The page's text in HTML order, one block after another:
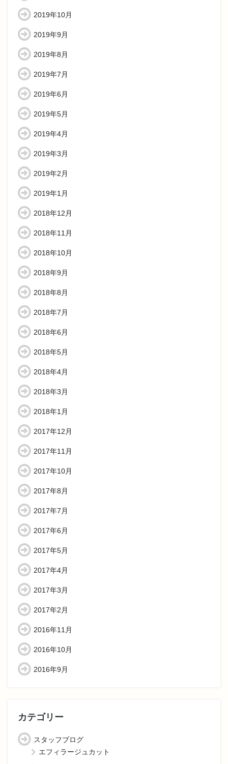
2019年10月
2019年9月
2019年8月
2019年7月
2019年6月
2019年5月
2019年4月
2019年3月
2019年2月
2019年1月
2018年12月
2018年11月
2018年10月
2018年9月
2018年8月
2018年7月
2018年6月
2018年5月
2018年4月
2018年3月
2018年1月
2017年12月
2017年11月
2017年10月
2017年8月
2017年7月
2017年6月
2017年5月
2017年4月
2017年3月
2017年2月
2016年11月
2016年10月
2016年9月
カテゴリー
スタッフブログ
エフィラージュカット